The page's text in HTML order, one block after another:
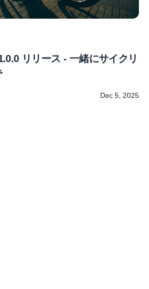
リリース - 一緒にサイクリ
Dec 5, 2025